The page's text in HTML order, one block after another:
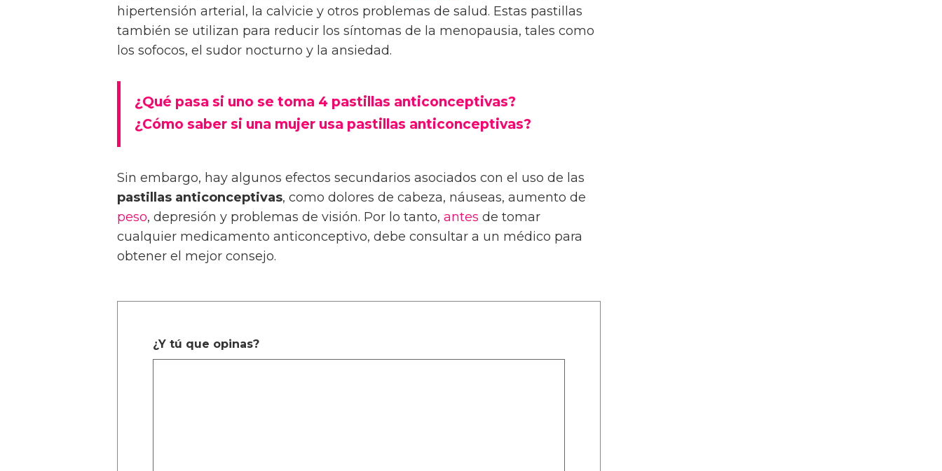
hipertensión arterial, la calvicie y otros problemas de salud. Estas pastillas
también se utilizan para reducir los síntomas de la menopausia, tales como
los sofocos, el sudor nocturno y la ansiedad.
¿Qué pasa si uno se toma 4 pastillas anticonceptivas?
¿Cómo saber si una mujer usa pastillas anticonceptivas?
Sin embargo, hay algunos efectos secundarios asociados con el uso de las
pastillas anticonceptivas, como dolores de cabeza, náuseas, aumento de
peso, depresión y problemas de visión. Por lo tanto, antes de tomar
cualquier medicamento anticonceptivo, debe consultar a un médico para
obtener el mejor consejo.
¿Y tú que opinas?